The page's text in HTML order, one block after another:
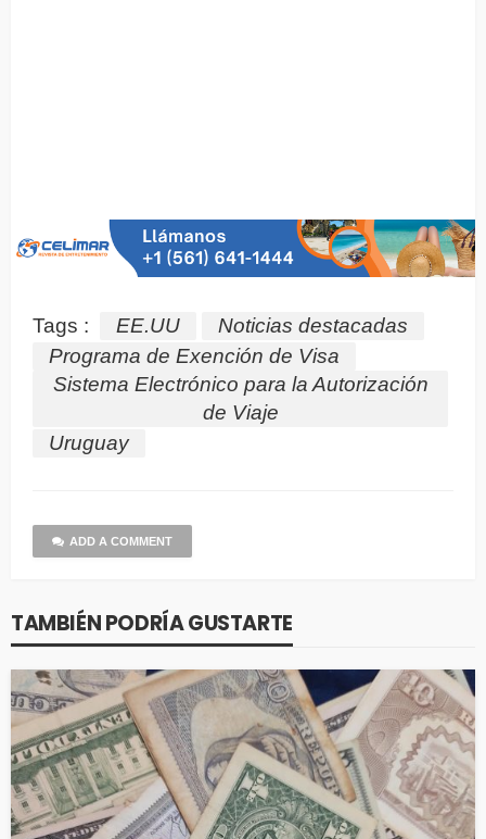
Tags : EE.UU
Noticias destacadas
Programa de Exención de Visa
Sistema Electrónico para la Autorización
de Viaje
Uruguay
ADD A COMMENT
TAMBIÉN PODRÍA GUSTARTE